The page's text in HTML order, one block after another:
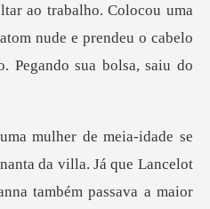
ao tra
da villa. Já que Lancelot
também passava a maior